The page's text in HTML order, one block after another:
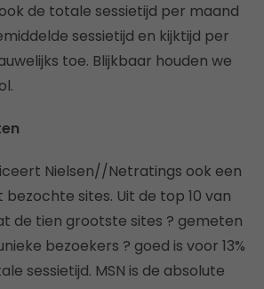
de totale sessietijd per maand
sessietijd en kijktijd per
toe. Blijkbaar houden we
Nielsen//Netratings ook een
bezochte sites. Uit de top 10 van
de tien grootste sites ? gemeten
bezoekers ? goed is voor 13%
sessietijd. MSN is de absolute